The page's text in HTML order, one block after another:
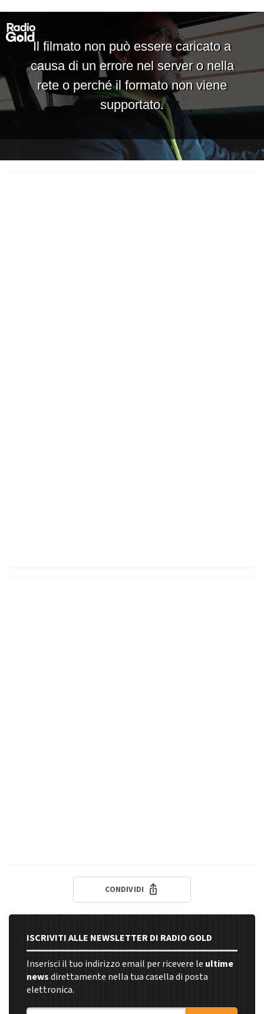
CONDIVIDI
ISCRIVITI ALLE NEWSLETTER DI RADIO GOLD
Inserisci il tuo indirizzo email per ricevere le ultime
newsdirettamente nella tua casella di posta
elettronica.